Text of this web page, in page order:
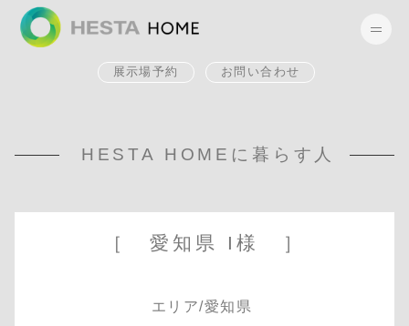
展示場予約 お問い合わせ
HESTA HOMEに暮らす人
［ 愛知県 I様 ］
エリア/愛知県